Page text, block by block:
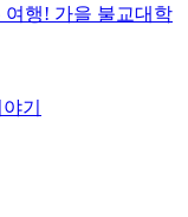
여행! 가을 불교대학
기